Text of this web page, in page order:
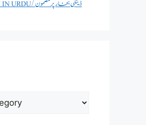
DENGUE ESSAY IN URDU/ڈینگی بخار پر مضمون